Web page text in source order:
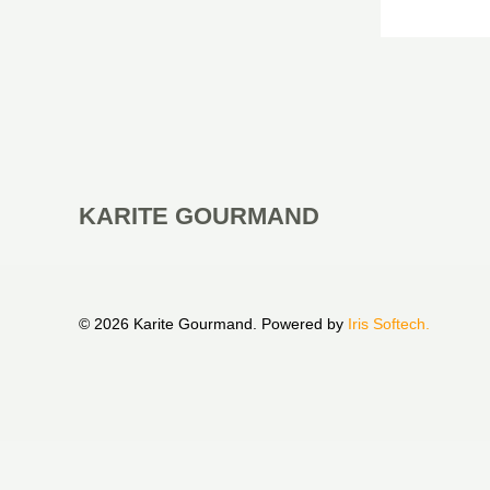
KARITE GOURMAND
© 2026 Karite Gourmand. Powered by Iris Softech.